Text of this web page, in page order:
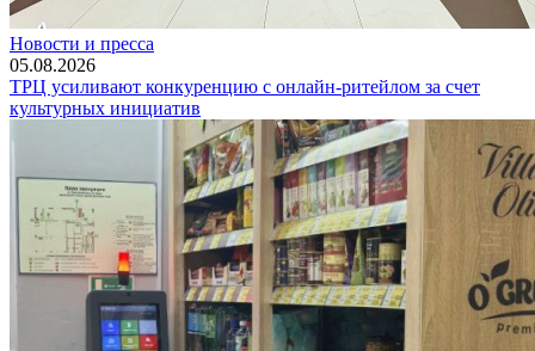
Новости и пресса
05.08.2026
ТРЦ усиливают конкуренцию с онлайн-ритейлом за счет
культурных инициатив